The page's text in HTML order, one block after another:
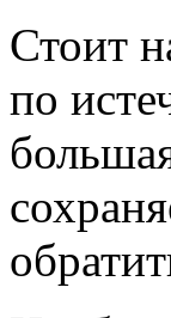
Стоит
по